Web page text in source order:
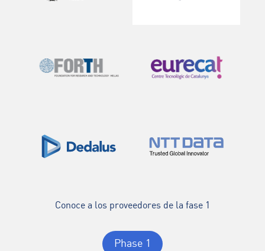
Conoce a los proveedores de la fase 1
Phase 1